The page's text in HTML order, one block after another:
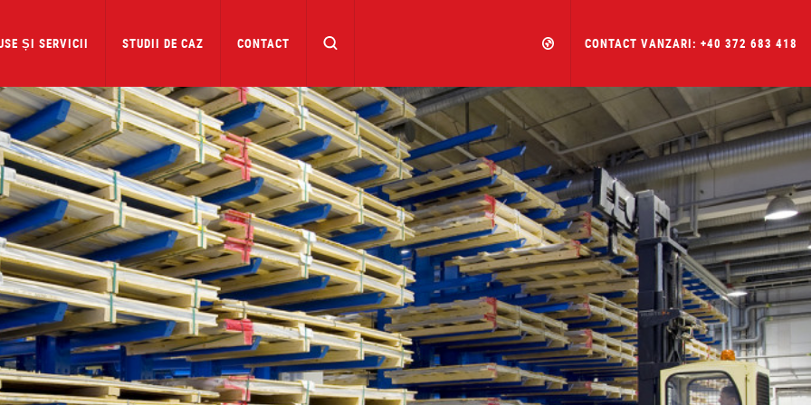
ȘI SERVICII STUDII DE CAZ CONTACT CONTACT VANZARI: +40 372 683 418